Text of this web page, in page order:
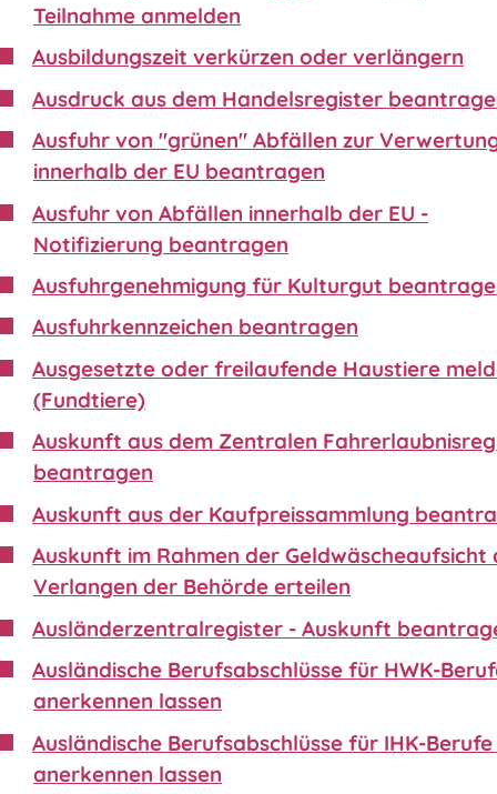
Teilnahme anmelden
Ausbildungszeit verkürzen oder verlängern
Ausdruck aus dem Handelsregister
Ausfuhr von "grünen" Abfällen zur
innerhalb der EU beantragen
Ausfuhr von Abfällen innerhalb der EU -
Notifizierung beantragen
Ausfuhrgenehmigung für Kulturgut
Ausfuhrkennzeichen beantragen
Ausgesetzte oder freilaufende Haustiere
(Fundtiere)
Auskunft aus dem Zentralen
beantragen
Auskunft aus der Kaufpreissammlung
Auskunft im Rahmen der Geldwäscheaufsicht
Verlangen der Behörde erteilen
Ausländerzentralregister - Auskunft
Ausländische Berufsabschlüsse für HWK-
anerkennen lassen
Ausländische Berufsabschlüsse für IHK-Berufe
anerkennen lassen